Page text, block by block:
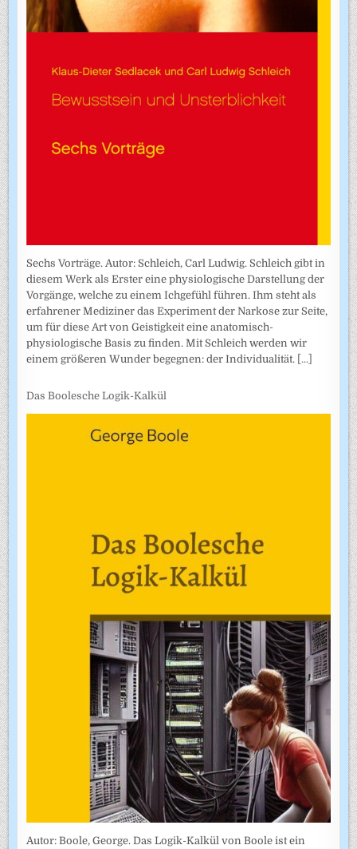
Sechs Vorträge. Autor: Schleich, Carl Ludwig. Schleich gibt in
diesem Werk als Erster eine physiologische Darstellung der
Vorgänge, welche zu einem Ichgefühl führen. Ihm steht als
erfahrener Mediziner das Experiment der Narkose zur Seite,
um für diese Art von Geistigkeit eine anatomisch-
physiologische Basis zu finden. Mit Schleich werden wir
einem größeren Wunder begegnen: der Individualität. [...]
Das Boolesche Logik-Kalkül
Autor: Boole, George. Das Logik-Kalkül von Boole ist ein